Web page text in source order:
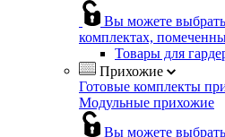
Вы можете
комплектах,
Товары для
Прихожие
Готовые комплекты
Модульные прихожие
Вы можете